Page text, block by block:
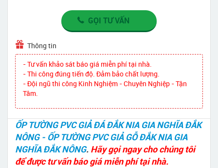
GỌI TƯ VẤN
Thông tin
- Tư vấn khảo sát báo giá miễn phí tại nhà.
- Thi công đúng tiến độ. Đảm bảo chất lượng.
- Đội ngũ thi công Kinh Nghiệm - Chuyên Nghiệp - Tận
Tâm.
ỐP TƯỜNG PVC GIẢ ĐÁ ĐẮK NIA GIA NGHĨA ĐẮK
NÔNG - ỐP TƯỜNG PVC GIẢ GỖ ĐẮK NIA GIA
NGHĨA ĐẮK NÔNG. Hãy gọi ngay cho chúng tôi
để được tư vấn báo giá miễn phí tại nhà.